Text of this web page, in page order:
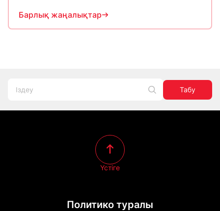
Барлық жаңалықтар
Табу
Политико туралы
Үстіге